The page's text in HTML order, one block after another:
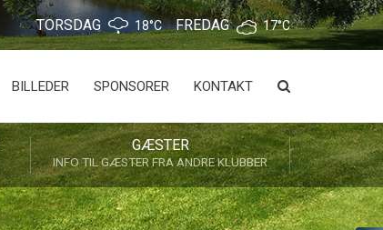
TORSDAG 18°C FREDAG 17°C
BILLEDER SPONSORER KONTAKT
GÆSTER
INFO TIL GÆSTER FRA ANDRE KLUBBER